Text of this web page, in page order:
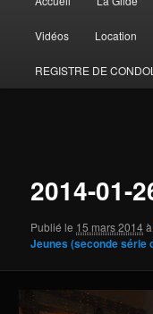
Vidéos Location
REGISTRE DE
2014-01-
Publié le 15 mars 2014
Jeunes (seconde série